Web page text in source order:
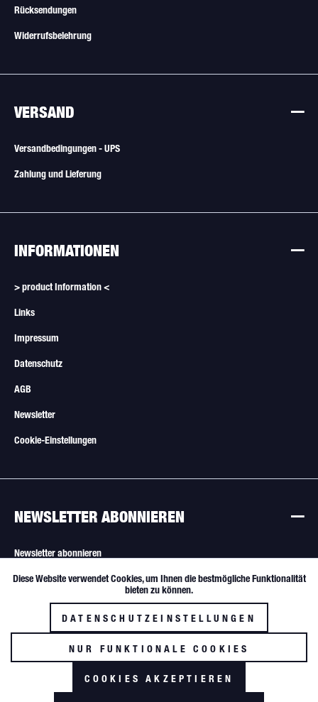
Rücksendungen
Widerrufsbelehrung
VERSAND
Versandbedingungen - UPS
Zahlung und Lieferung
INFORMATIONEN
> product Information <
Links
Impressum
Datenschutz
AGB
Newsletter
Cookie-Einstellungen
NEWSLETTER ABONNIEREN
Newsletter abonnieren
Alle Angebote sind freibleibend. Verkauf nur an Wiederverkäufer und
gewerbliche Käufer.
Funktionale Aktiv
Inaktiv
Diese Website verwendet Cookies, um Ihnen die bestmögliche Funktionalität
bieten zu können.
DATENSCHUTZEINSTELLUNGEN
NUR FUNKTIONALE COOKIES
AKZEPTIEREN
COOKIES AKZEPTIEREN